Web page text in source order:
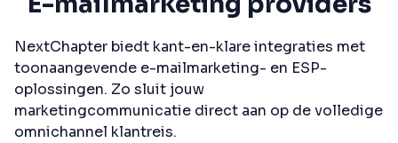
NextChapter biedt kant-en-klare integraties met
toonaangevende e-mailmarketing- en ESP-
oplossingen. Zo sluit jouw
marketingcommunicatie direct aan op de volledige
omnichannel klantreis.